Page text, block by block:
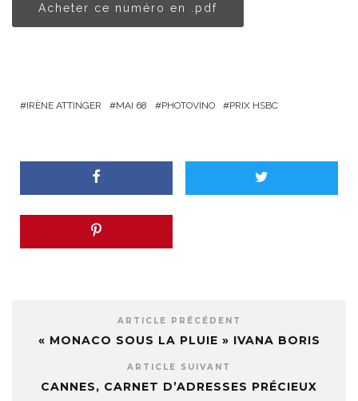
Acheter ce numéro en .pdf
IRÈNE ATTINGER MAI 68 PHOTOVINO PRIX HSBC
ARTICLE PRÉCÉDENT
« MONACO SOUS LA PLUIE » IVANA BORIS
ARTICLE SUIVANT
CANNES, CARNET D’ADRESSES PRÉCIEUX